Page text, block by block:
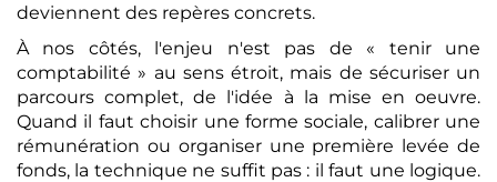
deviennent des repères concrets.
À nos côtés, l'enjeu n'est pas de « tenir une
comptabilité » au sens étroit, mais de sécuriser un
parcours complet, de l'idée à la mise en oeuvre.
Quand il faut choisir une forme sociale, calibrer une
rémunération ou organiser une première levée de
fonds, la technique ne suffit pas : il faut une logique.